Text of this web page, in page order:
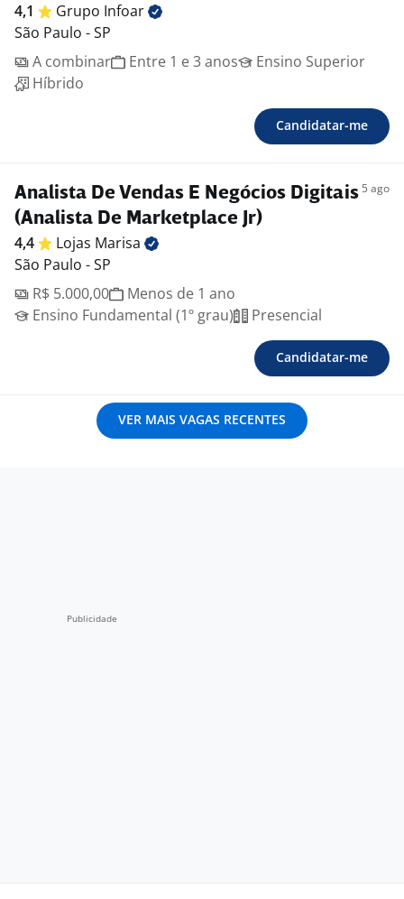
4,1 Grupo Infoar
São Paulo - SP
A combinar
Entre 1 e 3 anos
Ensino Superior
Híbrido
Candidatar-me
Analista De Vendas E Negócios Digitais
(Analista De Marketplace Jr)
5 ago
4,4 Lojas Marisa
São Paulo - SP
R$ 5.000,00
Menos de 1 ano
Ensino Fundamental (1º grau)
Presencial
Candidatar-me
VER MAIS VAGAS RECENTES